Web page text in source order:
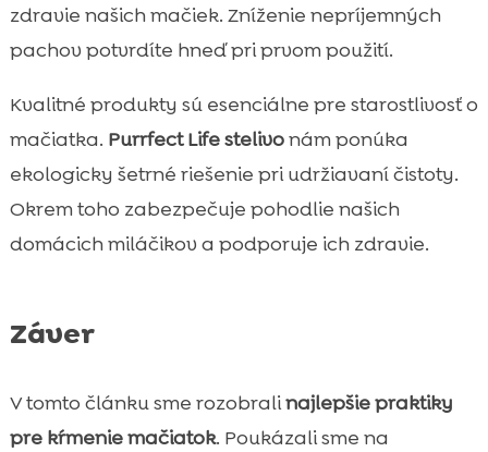
zdravie našich mačiek. Zníženie nepríjemných
pachov potvrdíte hneď pri prvom použití.
Kvalitné produkty sú esenciálne pre starostlivosť o
mačiatka. Purrfect Life stelivonám ponúka
ekologicky šetrné riešenie pri udržiavaní čistoty.
Okrem toho zabezpečuje pohodlie našich
domácich miláčikov a podporuje ich zdravie.
Záver
V tomto článku sme rozobralinajlepšie praktiky
pre kŕmenie mačiatok. Poukázali sme na